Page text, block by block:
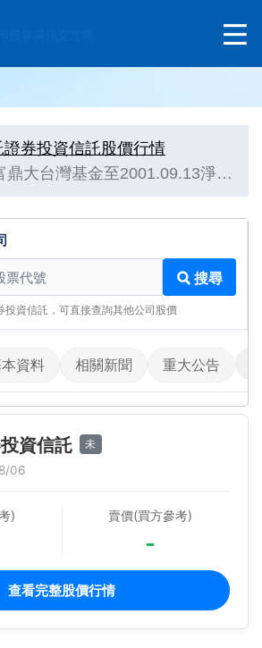
證券投資信託股價行情
鼎大台灣基金至2001.09.13淨…
搜尋
投資信託，可直接查詢其他公司股價
資料 相關新聞 重大公告
資信託 未
06
) 賣價(買方參考)
-
查看完整股價行情